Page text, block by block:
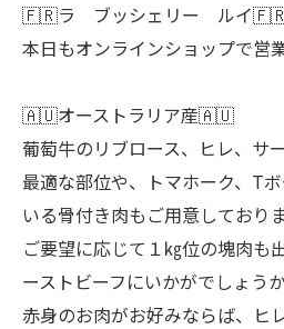
🇫🇷ラ ブッシェリー ルイ
本日もオンラインショップで営
🇦🇺オーストラリア産🇦🇺
葡萄牛のリブロース、ヒレ、サ
最適な部位や、トマホーク、T
いる骨付き肉もご用意しておりま
ご要望に応じて１㎏位の塊肉も
ーストビーフにいかがでしょうか
赤身のお肉がお好みならば、ヒ